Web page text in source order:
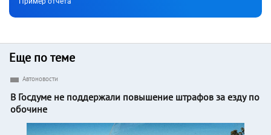
Еще по теме
Автоновости
В Госдуме не поддержали повышение штрафов за езду по
обочине